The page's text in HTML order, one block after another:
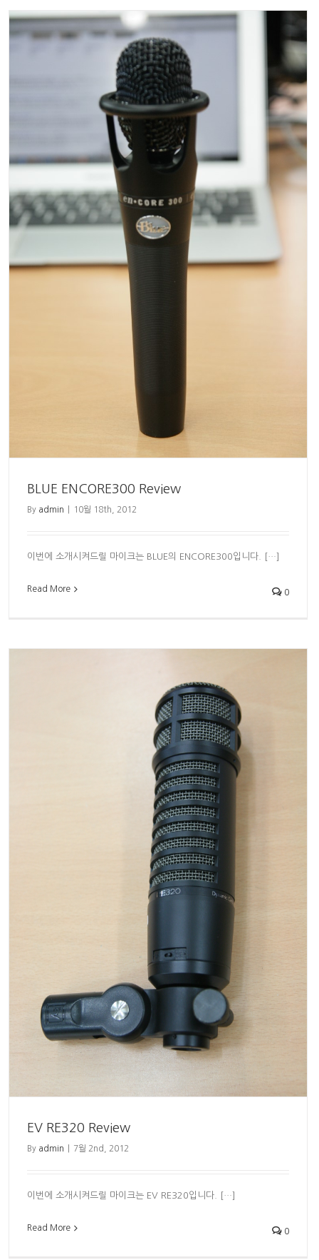
BLUE ENCORE300 Review
By admin 10월 18th, 2012
이번에 소개시켜드릴 마이크는 BLUE의 ENCORE300입니다. […]
Read More 0
EV RE320 Review
By admin 7월 2nd, 2012
이번에 소개시켜드릴 마이크는 EV RE320입니다. […]
Read More 0